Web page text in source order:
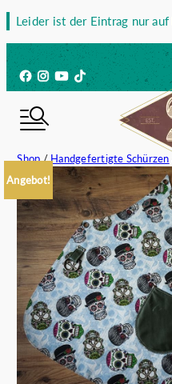
Zum
springen
Leider ist der Eintrag nur auf
Facebook
Instagram
YouTube
TikTok
Shop/Handgefertigte Schürzen
Angebot!